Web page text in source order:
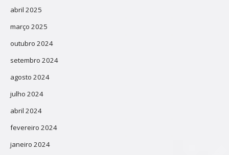
abril 2025
março 2025
outubro 2024
setembro 2024
agosto 2024
julho 2024
abril 2024
fevereiro 2024
janeiro 2024